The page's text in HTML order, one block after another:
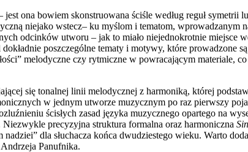
ona bowiem skonstruowana ściśle według reguł
niejako wstecz– ku myślom i tematom, wprowadzanym
odcinków utworu – jak to miało niejednokrotnie miejsce
poszczególne tematy i motywy, które prowadzone
melodyczne czy rytmiczne w powracającym
się tonalnej linii melodycznej z harmoniką, której
w jednym utworze muzycznym po raz pierwszy
ścisłych zasad języka muzycznego opartego na
precyzyjna struktura formalna oraz harmoniczna
dla słuchacza końca dwudziestego wieku. Warto
Panufnika.